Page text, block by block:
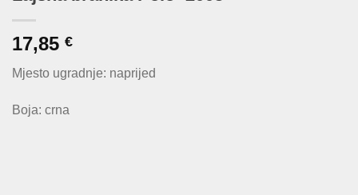
17,85 €
Mjesto ugradnje: naprijed
Boja: crna